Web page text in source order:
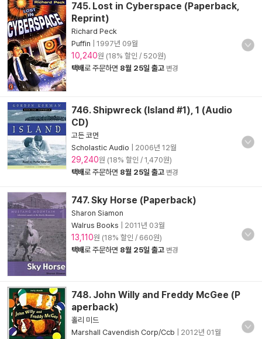
745. Lost in Cyberspace (Paperback,
Reprint)
Richard Peck
Puffin
1997년 09월
10,240원 (18% 할인 / 520원)
택배로 주문하면 8월 25일 출고 변경
746. Shipwreck (Island #1), 1 (Audio
CD)
고든 코먼
Scholastic Audio
2006년 12월
29,240원 (18% 할인 / 1,470원)
택배로 주문하면 8월 25일 출고 변경
747. Sky Horse (Paperback)
Sharon Siamon
Walrus Books
2011년 03월
13,110원 (18% 할인 / 660원)
택배로 주문하면 8월 25일 출고 변경
748. John Willy and Freddy McGee (P
aperback)
홀리 미드
Marshall Cavendish Corp/Ccb
2012년 01월